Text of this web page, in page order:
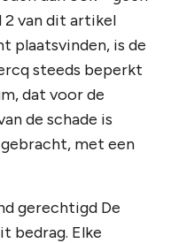
2 van dit artikel
plaatsvinden, is de
steeds beperkt
dat voor de
de schade is
met een
gerechtigd De
bedrag. Elke